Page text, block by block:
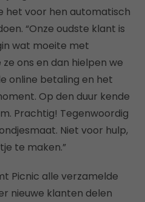
het voor hen automatisch
“Onze oudste klant is
wat moeite met
ons en dan hielpen we
online betaling en het
Op den duur kende
Prachtig! Tegenwoordig
Niet voor hulp,
te maken.”
Picnic alle verzamelde
nieuwe klanten delen